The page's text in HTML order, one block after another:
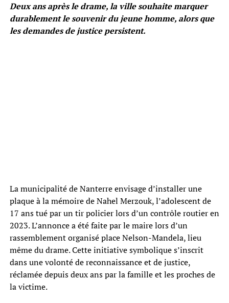
Deux ans après le drame, la ville souhaite marquer
durablement le souvenir du jeune homme, alors que
les demandes de justice persistent.
La municipalité de Nanterre envisage d’installer une
plaque à la mémoire de Nahel Merzouk, l’adolescent de
17 ans tué par un tir policier lors d’un contrôle routier en
2023. L’annonce a été faite par le maire lors d’un
rassemblement organisé place Nelson-Mandela, lieu
même du drame. Cette initiative symbolique s’inscrit
dans une volonté de reconnaissance et de justice,
réclamée depuis deux ans par la famille et les proches de
la victime.